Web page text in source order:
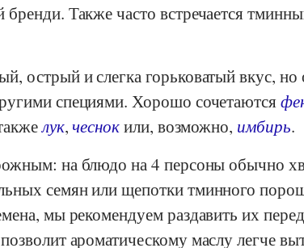
Также часто встречается
острый и слегка горьковатый вкус, но
специями. Хорошо сочетаются
лук,чеснокили, возможно, имбирь.
на блюдо на 4 персоны обычно
семян или щепотки тминного
мы рекомендуем раздавить их перед
ароматическому маслу легче